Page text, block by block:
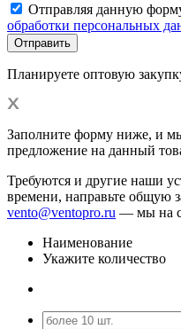
Отправляя данную
обработки персональных
Планируете оптовую
Заполните форму ниже, и
предложение на данный
Требуются и другие наши
времени, направьте общую
vento@ventopro.ru — мы на
Наименование
Укажите количество